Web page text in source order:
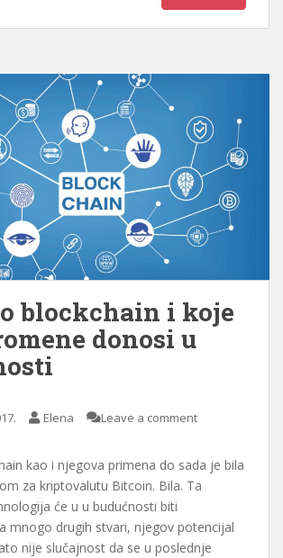
blockchain i koje
donosi u
Elena Leave a comment
kao i njegova primena do sada je bila
za kriptovalutu Bitcoin. Bila. Ta
će u u budućnosti biti
mnogo drugih stvari, njegov potencijal
nije slučajnost da se u poslednje